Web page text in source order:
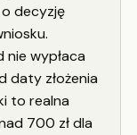
decyzję
nie wypłaca
daty złożenia
to realna
700 zł dla